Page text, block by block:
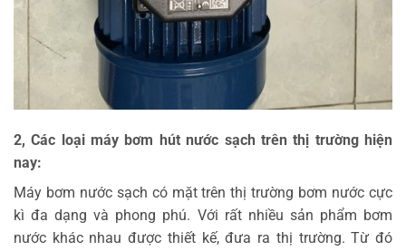
2, Các loại máy bơm hút nước sạch trên thị trường hiện
nay:
Máy bơm nước sạch có mặt trên thị trường bơm nước cực
kì đa dạng và phong phú. Với rất nhiều sản phẩm bơm
nước khác nhau được thiết kế, đưa ra thị trường. Từ đó